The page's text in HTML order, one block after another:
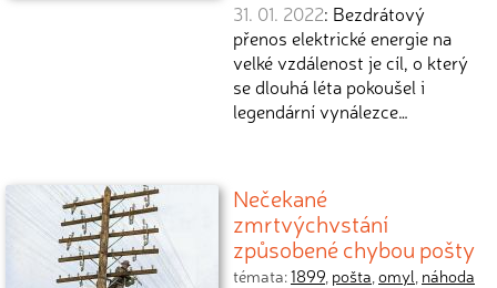
31. 01. 2022: Bezdrátový
přenos elektrické energie na
velké vzdálenost je cíl, o který
se dlouhá léta pokoušel i
legendární vynálezce…
Nečekané
zmrtvýchvstání
způsobené chybou pošty
témata:1899, pošta,omyl, náhoda